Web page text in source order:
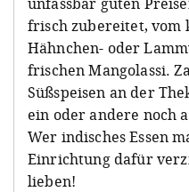
frisch zubereitet, vom
Hähnchen- oder
frischen Mangolassi.
Süßspeisen an der
ein oder andere noch
Wer indisches Essen
Einrichtung dafür
lieben!